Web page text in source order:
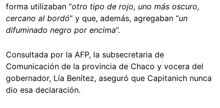
forma utilizaban “otro tipo de rojo, uno más oscuro,
cercano al bordó” y que, además, agregaban “un
difuminado negro por encima”.
Consultada por la AFP, la subsecretaria de
Comunicación de la provincia de Chaco y vocera del
gobernador, Lía Benítez, aseguró que Capitanich nunca
dio esa declaración.